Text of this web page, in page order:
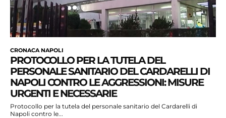
CRONACA NAPOLI
PROTOCOLLO PER LA TUTELA DEL
PERSONALE SANITARIO DEL CARDARELLI DI
NAPOLI CONTRO LE AGGRESSIONI: MISURE
URGENTI E NECESSARIE
Protocollo per la tutela del personale sanitario del Cardarelli di
Napoli contro le...